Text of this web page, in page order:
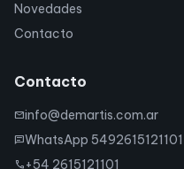
Novedades
Contacto
Contacto
mailinfo@demartis.com.ar
chatWhatsApp 5492615121101
call +54 2615121101